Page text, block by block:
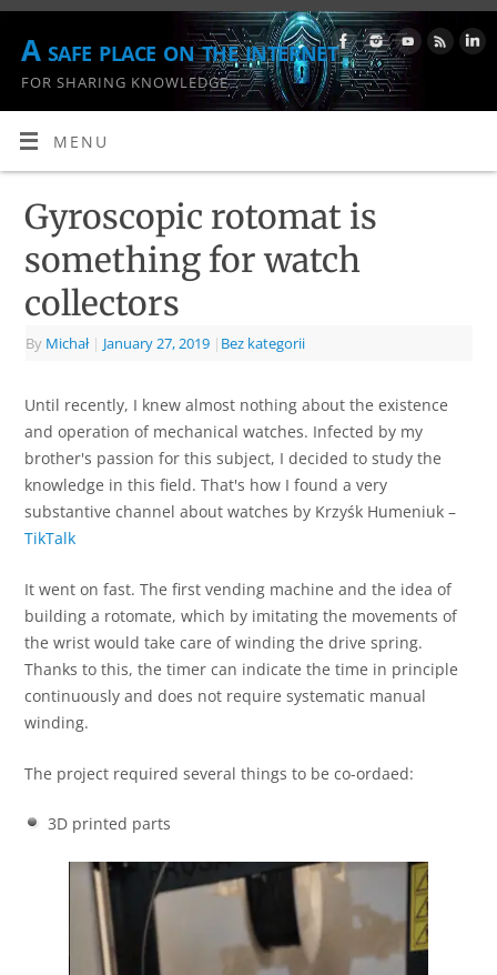
A safe place on the internet
FOR SHARING KNOWLEDGE
MENU
Gyroscopic rotomat is
something for watch
collectors
By Michał | January 27, 2019 | Bez kategorii
Until recently, I knew almost nothing about the existence
and operation of mechanical watches. Infected by my
brother's passion for this subject, I decided to study the
knowledge in this field. That's how I found a very
substantive channel about watches by Krzyśk Humeniuk –
TikTalk
It went on fast. The first vending machine and the idea of
building a rotomate, which by imitating the movements of
the wrist would take care of winding the drive spring.
Thanks to this, the timer can indicate the time in principle
continuously and does not require systematic manual
winding.
The project required several things to be co-ordaed:
3D printed parts